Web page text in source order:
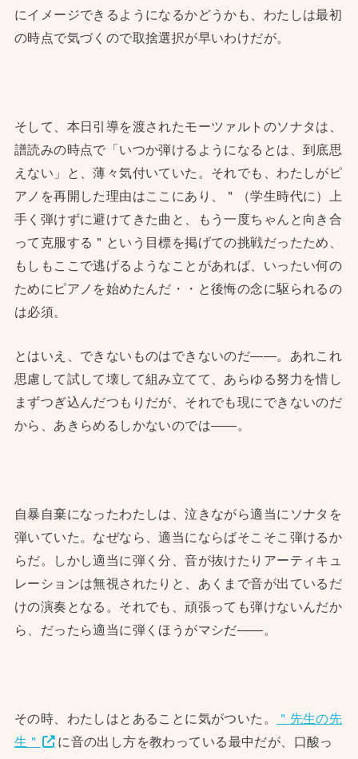
にイメージできるようになるかどうかも、わたしは最初
の時点で気づくので取捨選択が早いわけだが。
そして、本日引導を渡されたモーツァルトのソナタは、
譜読みの時点で「いつか弾けるようになるとは、到底思
えない」と、薄々気付いていた。それでも、わたしがピ
アノを再開した理由はここにあり、＂（学生時代に）上
手く弾けずに避けてきた曲と、もう一度ちゃんと向き合
って克服する＂という目標を掲げての挑戦だったため、
もしもここで逃げるようなことがあれば、いったい何の
ためにピアノを始めたんだ・・と後悔の念に駆られるの
は必須。
とはいえ、できないものはできないのだ——。あれこれ
思慮して試して壊して組み立てて、あらゆる努力を惜し
まずつぎ込んだつもりだが、それでも現にできないのだ
から、あきらめるしかないのでは——。
自暴自棄になったわたしは、泣きながら適当にソナタを
弾いていた。なぜなら、適当にならばそこそこ弾けるか
らだ。しかし適当に弾く分、音が抜けたりアーティキュ
レーションは無視されたりと、あくまで音が出ているだ
けの演奏となる。それでも、頑張っても弾けないんだか
ら、だったら適当に弾くほうがマシだ——。
その時、わたしはとあることに気がついた。
＂先生の先
生＂
に音の出し方を教わっている最中だが、口酸っ